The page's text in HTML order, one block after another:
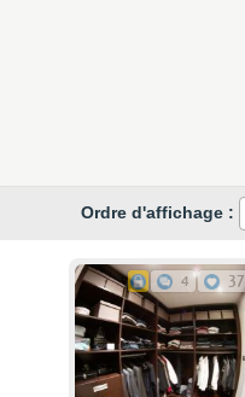
Ordre d'affichage :
4 37